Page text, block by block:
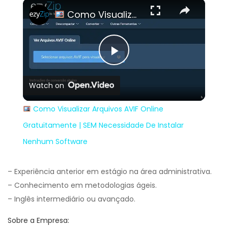
Play
Video
Como Visualizar Arquivos AVIF Online Gratuitamente | SEM Necessidade De Instalar Nenhum Software
Watch on
Como Visualizar Arquivos AVIF Online
Gratuitamente | SEM Necessidade De Instalar
Nenhum Software
– Experiência anterior em estágio na área administrativa.
– Conhecimento em metodologias ágeis.
– Inglês intermediário ou avançado.
Sobre a Empresa: